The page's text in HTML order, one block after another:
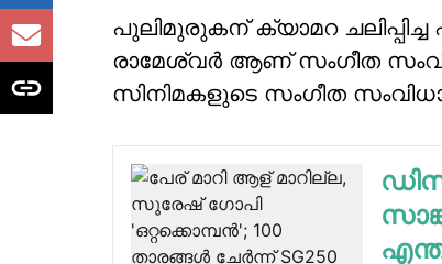
പുലിമുരുകന് ക്യാമറ
രാമേശ്വര്‍ ആണ് സംഗീത
സിനിമകളുടെ സംഗീത